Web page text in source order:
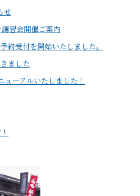
せ
習会開催ご案内
約受付を開始いたしました。
ました
ーアルいたしました！